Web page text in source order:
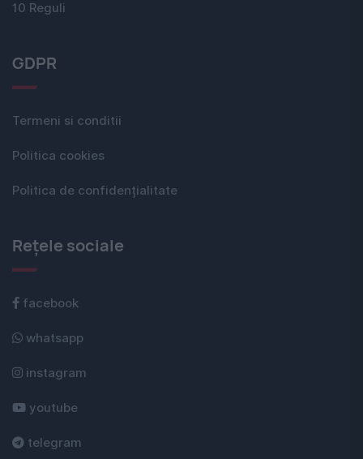
10 Reguli
GDPR
Termeni si conditii
Politica cookies
Politica de confidențialitate
Rețele sociale
facebook
whatsapp
instagram
youtube
telegram